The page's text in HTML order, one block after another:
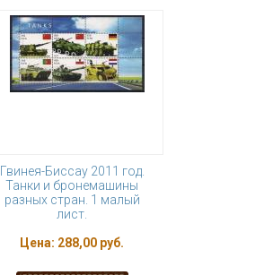
Гвинея-Биссау 2011 год.
Танки и бронемашины
разных стран. 1 малый
лист.
Цена: 288,00 руб.